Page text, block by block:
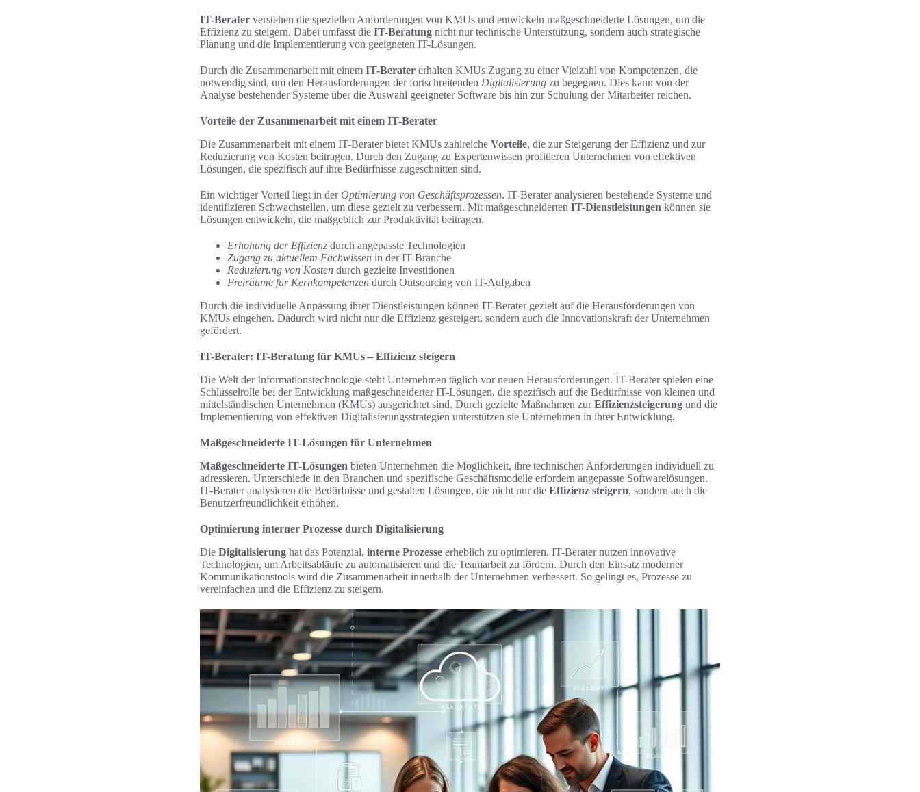
IT-Berater verstehen die speziellen Anforderungen von KMUs und entwickeln maßgeschneiderte Lösungen, um die
Effizienz zu steigern. Dabei umfasst die IT-Beratung nicht nur technische Unterstützung, sondern auch strategische
Planung und die Implementierung von geeigneten IT-Lösungen.
Durch die Zusammenarbeit mit einem IT-Berater erhalten KMUs Zugang zu einer Vielzahl von Kompetenzen, die
notwendig sind, um den Herausforderungen der fortschreitenden Digitalisierung zu begegnen. Dies kann von der
Analyse bestehender Systeme über die Auswahl geeigneter Software bis hin zur Schulung der Mitarbeiter reichen.
Vorteile der Zusammenarbeit mit einem IT-Berater
Die Zusammenarbeit mit einem IT-Berater bietet KMUs zahlreiche Vorteile, die zur Steigerung der Effizienz und zur
Reduzierung von Kosten beitragen. Durch den Zugang zu Expertenwissen profitieren Unternehmen von effektiven
Lösungen, die spezifisch auf ihre Bedürfnisse zugeschnitten sind.
Ein wichtiger Vorteil liegt in derOptimierung von Geschäftsprozessen. IT-Berater analysieren bestehende Systeme und
identifizieren Schwachstellen, um diese gezielt zu verbessern. Mit maßgeschneiderten IT-Dienstleistungen können sie
Lösungen entwickeln, die maßgeblich zur Produktivität beitragen.
Erhöhung der Effizienz durch angepasste Technologien
Zugang zu aktuellem Fachwissen in der IT-Branche
Reduzierung von Kosten durch gezielte Investitionen
Freiräume für Kernkompetenzen durch Outsourcing von IT-Aufgaben
Durch die individuelle Anpassung ihrer Dienstleistungen können IT-Berater gezielt auf die Herausforderungen von
KMUs eingehen. Dadurch wird nicht nur die Effizienz gesteigert, sondern auch die Innovationskraft der Unternehmen
gefördert.
IT-Berater: IT-Beratung für KMUs – Effizienz steigern
Die Welt der Informationstechnologie steht Unternehmen täglich vor neuen Herausforderungen. IT-Berater spielen eine
Schlüsselrolle bei der Entwicklung maßgeschneiderter IT-Lösungen, die spezifisch auf die Bedürfnisse von kleinen und
mittelständischen Unternehmen (KMUs) ausgerichtet sind. Durch gezielte Maßnahmen zurEffizienzsteigerung und die
Implementierung von effektiven Digitalisierungsstrategien unterstützen sie Unternehmen in ihrer Entwicklung.
Maßgeschneiderte IT-Lösungen für Unternehmen
Maßgeschneiderte IT-Lösungen bieten Unternehmen die Möglichkeit, ihre technischen Anforderungen individuell zu
adressieren. Unterschiede in den Branchen und spezifische Geschäftsmodelle erfordern angepasste Softwarelösungen.
IT-Berater analysieren die Bedürfnisse und gestalten Lösungen, die nicht nur die Effizienz steigern, sondern auch die
Benutzerfreundlichkeit erhöhen.
Optimierung interner Prozesse durch Digitalisierung
Die Digitalisierung hat das Potenzial, interne Prozesse erheblich zu optimieren. IT-Berater nutzen innovative
Technologien, um Arbeitsabläufe zu automatisieren und die Teamarbeit zu fördern. Durch den Einsatz moderner
Kommunikationstools wird die Zusammenarbeit innerhalb der Unternehmen verbessert. So gelingt es, Prozesse zu
vereinfachen und die Effizienz zu steigern.